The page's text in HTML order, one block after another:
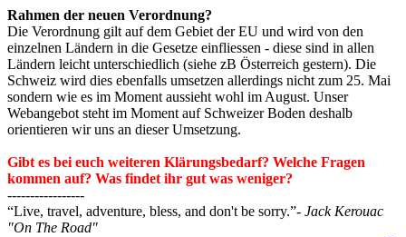
Rahmen der neuen Verordnung?
Die Verordnung gilt auf dem Gebiet der EU und wird von den
einzelnen Ländern in die Gesetze einfliessen - diese sind in allen
Ländern leicht unterschiedlich (siehe zB Österreich gestern). Die
Schweiz wird dies ebenfalls umsetzen allerdings nicht zum 25. Mai
sondern wie es im Moment aussieht wohl im August. Unser
Webangebot steht im Moment auf Schweizer Boden deshalb
orientieren wir uns an dieser Umsetzung.
Gibt es bei euch weiteren Klärungsbedarf? Welche Fragen
kommen auf? Was findet ihr gut was weniger?
-----------------
“Live, travel, adventure, bless, and don't be sorry.”- Jack Kerouac
"On The Road"